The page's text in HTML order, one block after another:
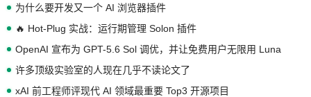
为什么要开发又一个 AI 浏览器插件
🔥 Hot-Plug 实战：运行期管理 Solon 插件
OpenAI 宣布为 GPT-5.6 Sol 调优，并让免费用户无限用 Luna
许多顶级实验室的人现在几乎不读论文了
xAI 前工程师评现代 AI 领域最重要 Top3 开源项目